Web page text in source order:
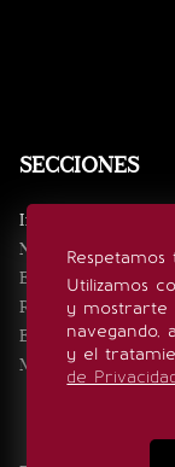
Utilizamos
y mostrarte
navegando,
y el
de
SECCIONES
Inicio
Noticias
Eventos
Realeza
Estilo de vida
Minuto x Minuto